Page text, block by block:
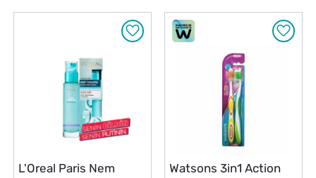
L'Oreal Paris Nem
Watsons 3in1 Action